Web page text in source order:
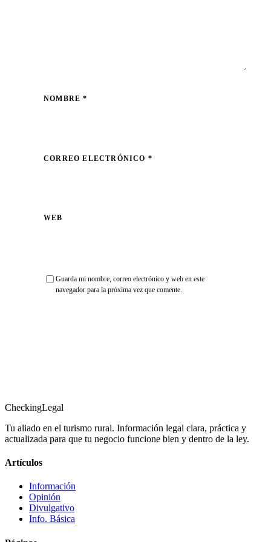
NOMBRE*
CORREO ELECTRÓNICO *
WEB
Guarda mi nombre, correo electrónico y web en este
navegador para la próxima vez que comente.
CheckingLegal
Tu aliado en el turismo rural. Información legal clara, práctica y
actualizada para que tu negocio funcione bien y dentro de la ley.
Artículos
Información
Opinión
Divulgativo
Info. Básica